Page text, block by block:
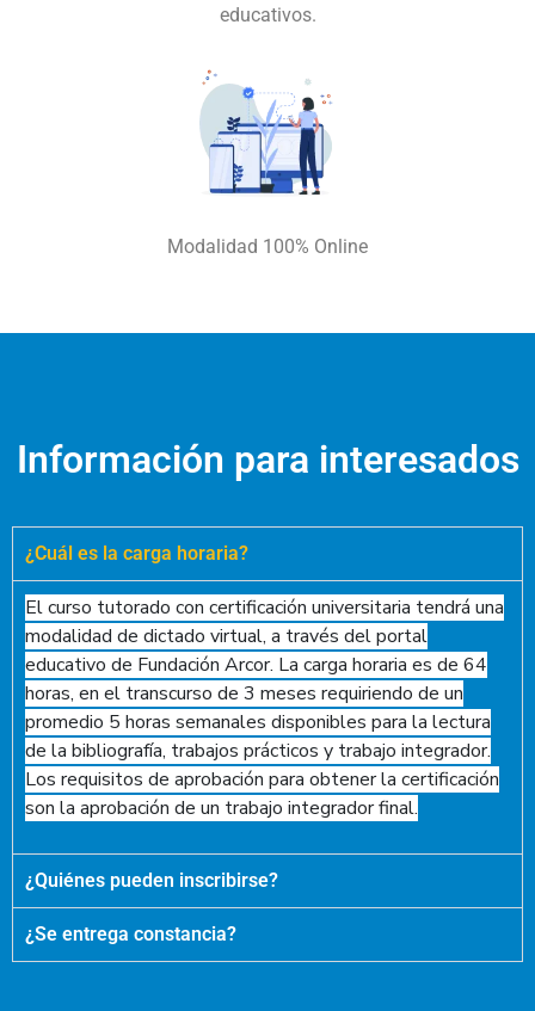
educativos.
Modalidad 100% Online
Información para interesados
¿Cuál es la carga horaria?
El curso tutorado con certificación universitaria tendrá una
modalidad de dictado virtual, a través del portal
educativo de Fundación Arcor. La carga horaria es de 64
horas, en el transcurso de 3 meses requiriendo de un
promedio 5 horas semanales disponibles para la lectura
de la bibliografía, trabajos prácticos y trabajo integrador.
Los requisitos de aprobación para obtener la certificación
son la aprobación de un trabajo integrador final.
¿Quiénes pueden inscribirse?
¿Se entrega constancia?